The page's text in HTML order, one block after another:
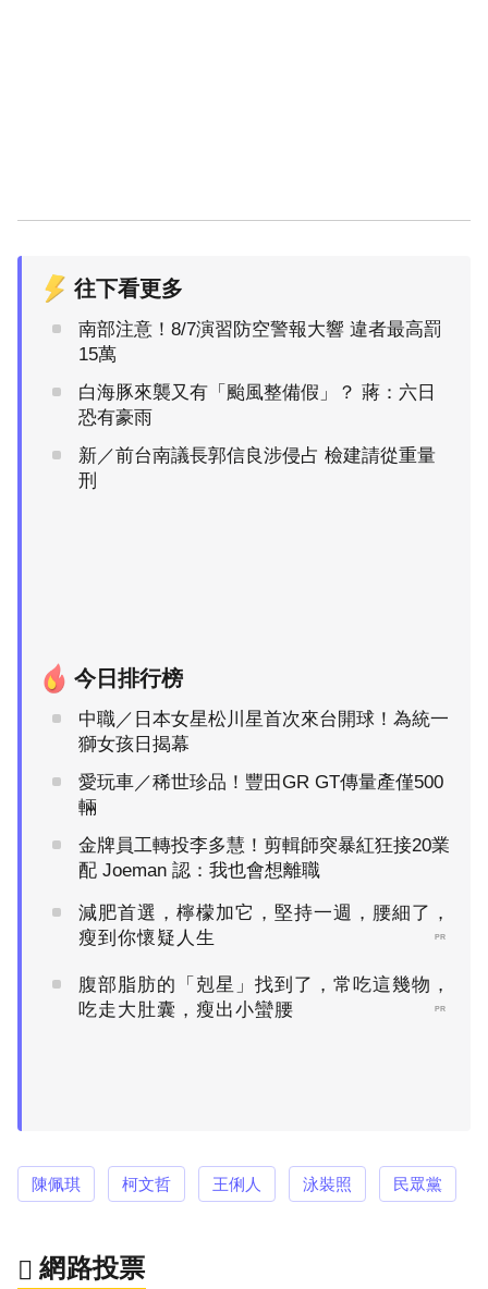
往下看更多
南部注意！8/7演習防空警報大響 違者最高罰
15萬
白海豚來襲又有「颱風整備假」？ 蔣：六日
恐有豪雨
新／前台南議長郭信良涉侵占 檢建請從重量
刑
今日排行榜
中職／日本女星松川星首次來台開球！為統一
獅女孩日揭幕
愛玩車／稀世珍品！豐田GR GT傳量產僅500
輛
金牌員工轉投李多慧！剪輯師突暴紅狂接20業
配 Joeman 認：我也會想離職
減肥首選，檸檬加它，堅持一週，腰細了，
瘦到你懷疑人生
PR
腹部脂肪的「剋星」找到了，常吃這幾物，
吃走大肚囊，瘦出小蠻腰
PR
陳佩琪 柯文哲 王俐人 泳裝照 民眾黨
網路投票